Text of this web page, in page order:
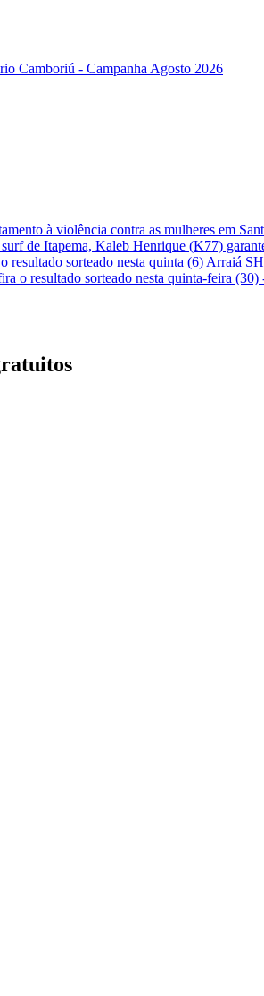
à violência contra as mulheres em
de Itapema, Kaleb Henrique (K77)
resultado sorteado nesta quinta (6) Arraiá
o resultado sorteado nesta quinta-feira (30)